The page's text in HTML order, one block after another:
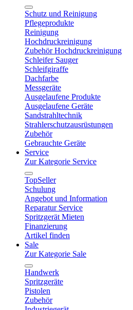
Schutz und Reinigung
Pflegeprodukte
Reinigung
Hochdruckreinigung
Zubehör Hochdruckreinigung
Schleifer Sauger
Schleifgiraffe
Dachfarbe
Messgeräte
Ausgelaufene Produkte
Ausgelaufene Geräte
Sandstrahltechnik
Strahlerschutzausrüstungen
Zubehör
Gebrauchte Geräte
Service
Zur Kategorie Service
TopSeller
Schulung
Angebot und Information
Reparatur Service
Spritzgerät Mieten
Finanzierung
Artikel finden
Sale
Zur Kategorie Sale
Handwerk
Spritzgeräte
Pistolen
Zubehör